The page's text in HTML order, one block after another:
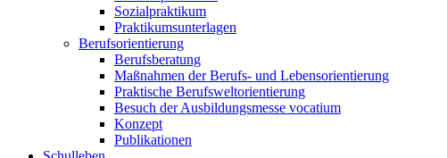
Sozialpraktikum
Praktikumsunterlagen
Berufsorientierung
Berufsberatung
Maßnahmen der Berufs- und Lebensorientierung
Praktische Berufsweltorientierung
Besuch der Ausbildungsmesse vocatium
Konzept
Publikationen